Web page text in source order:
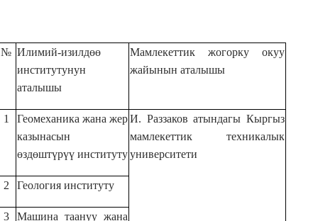
№ Илимий-изилдөө
институтунун
аталышы
Мамлекеттик жогорку окуу
жайынын аталышы
1
Геомеханика жана жер
казынасын
өздөштүрүү институту
И. Раззаков атындагы Кыргыз
мамлекеттик техникалык
университети
2 Геология институту
3
Машина таануу жана